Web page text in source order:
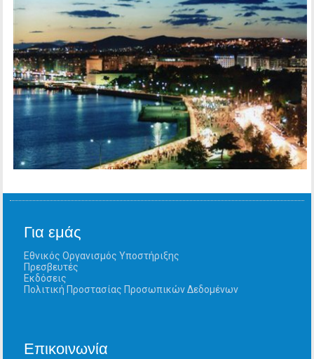
Για εμάς
Εθνικός Οργανισμός Υποστήριξης
Πρεσβευτές
Εκδόσεις
Πολιτική Προστασίας Προσωπικών Δεδομένων
Επικοινωνία